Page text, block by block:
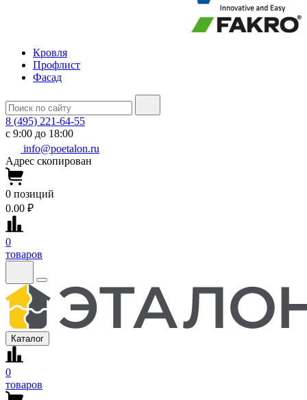
Кровля
Профлист
Фасад
8 (495) 221-64-55
с 9:00 до 18:00
info@poetalon.ru
Адрес скопирован
0 позиций
0.00 ₽
0
товаров
Каталог
0
товаров